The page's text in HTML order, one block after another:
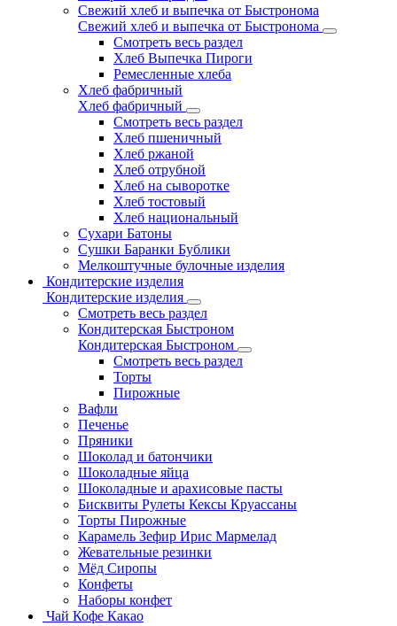
Свежий хлеб и выпечка от Быстронома
Свежий хлеб и выпечка от Быстронома
Смотреть весь раздел
Хлеб Выпечка Пироги
Ремесленные хлеба
Хлеб фабричный
Хлеб фабричный
Смотреть весь раздел
Хлеб пшеничный
Хлеб ржаной
Хлеб отрубной
Хлеб на сыворотке
Хлеб тостовый
Хлеб национальный
Сухари Батоны
Сушки Баранки Бублики
Мелкоштучные булочные изделия
Кондитерские изделия
Кондитерские изделия
Смотреть весь раздел
Кондитерская Быстроном
Кондитерская Быстроном
Смотреть весь раздел
Торты
Пирожные
Вафли
Печенье
Пряники
Шоколад и батончики
Шоколадные яйца
Шоколадные и арахисовые пасты
Бисквиты Рулеты Кексы Круассаны
Торты Пирожные
Карамель Зефир Ирис Мармелад
Жевательные резинки
Мёд Сиропы
Конфеты
Наборы конфет
Чай Кофе Какао